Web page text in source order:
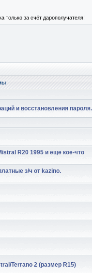
только за счёт дарополучателя!
и восстановления пароля.
R20 1995 и еще кое-что
з/ч от kazino.
Terrano 2 (размер R15)